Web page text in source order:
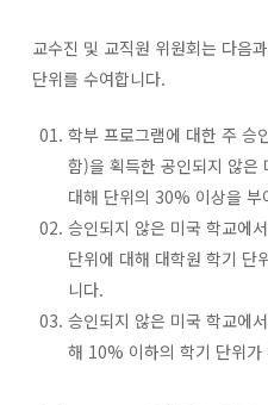
교수진 및 교직원 위원회는 다음
단위를 수여합니다.
학부 프로그램에 대한 주 승
함)을 획득한 공인되지 않은
대해 단위의 30% 이상을 부
승인되지 않은 미국 학교에
단위에 대해 대학원 학기 단
니다.
승인되지 않은 미국 학교에
해 10% 이하의 학기 단위가